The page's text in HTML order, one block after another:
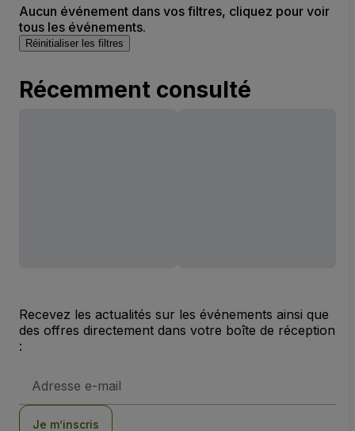
Aucun événement dans vos filtres, cliquez pour voir
tous les événements.
Réinitialiser les filtres
Récemment consulté
Recevez les actualités sur les événements ainsi que
des offres directement dans votre boîte de réception
:
e-
Je m’inscris